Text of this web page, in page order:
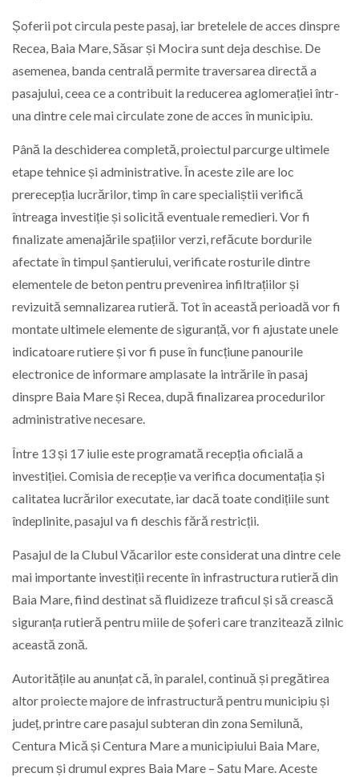
Șoferii pot circula peste pasaj, iar bretelele de acces dinspre
Recea, Baia Mare, Săsar și Mocira sunt deja deschise. De
asemenea, banda centrală permite traversarea directă a
pasajului, ceea ce a contribuit la reducerea aglomerației într-
una dintre cele mai circulate zone de acces în municipiu.
Până la deschiderea completă, proiectul parcurge ultimele
etape tehnice și administrative. În aceste zile are loc
prerecepția lucrărilor, timp în care specialiștii verifică
întreaga investiție și solicită eventuale remedieri. Vor fi
finalizate amenajările spațiilor verzi, refăcute bordurile
afectate în timpul șantierului, verificate rosturile dintre
elementele de beton pentru prevenirea infiltrațiilor și
revizuită semnalizarea rutieră. Tot în această perioadă vor fi
montate ultimele elemente de siguranță, vor fi ajustate unele
indicatoare rutiere și vor fi puse în funcțiune panourile
electronice de informare amplasate la intrările în pasaj
dinspre Baia Mare și Recea, după finalizarea procedurilor
administrative necesare.
Între 13 și 17 iulie este programată recepția oficială a
investiției. Comisia de recepție va verifica documentația și
calitatea lucrărilor executate, iar dacă toate condițiile sunt
îndeplinite, pasajul va fi deschis fără restricții.
Pasajul de la Clubul Văcarilor este considerat una dintre cele
mai importante investiții recente în infrastructura rutieră din
Baia Mare, fiind destinat să fluidizeze traficul și să crească
siguranța rutieră pentru miile de șoferi care tranzitează zilnic
această zonă.
Autoritățile au anunțat că, în paralel, continuă și pregătirea
altor proiecte majore de infrastructură pentru municipiu și
județ, printre care pasajul subteran din zona Semilună,
Centura Mică și Centura Mare a municipiului Baia Mare,
precum și drumul expres Baia Mare – Satu Mare. Aceste